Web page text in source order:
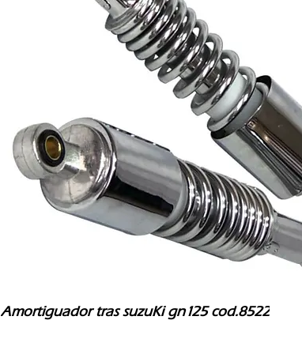
Amortiguador tras suzuKi gn125 cod.8522